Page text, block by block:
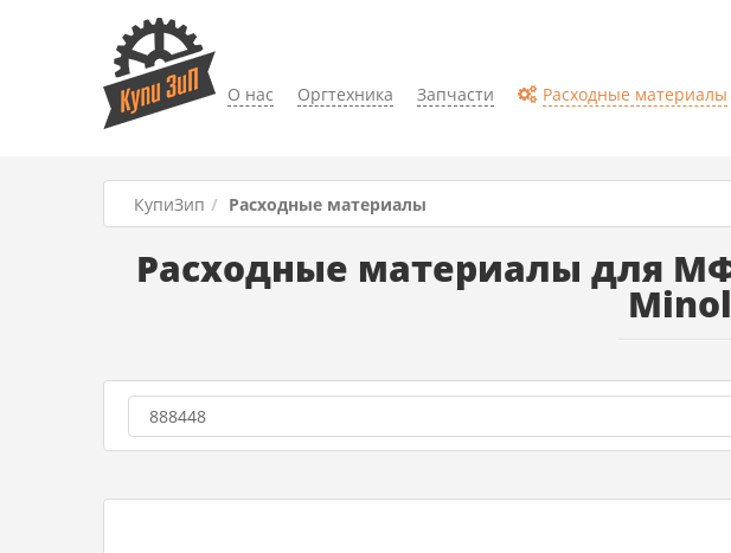
О нас Оргтехника Запчасти Расходные материалы
КупиЗип Расходные материалы
Расходные материалы для